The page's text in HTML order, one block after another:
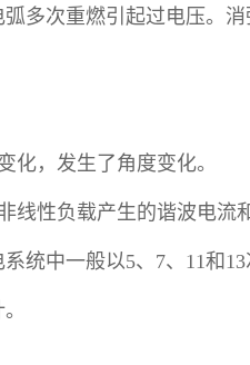
多次重燃引起过电压。
化，发生了角度变化。
线性负载产生的谐波电流
统中一般以5、7、11和